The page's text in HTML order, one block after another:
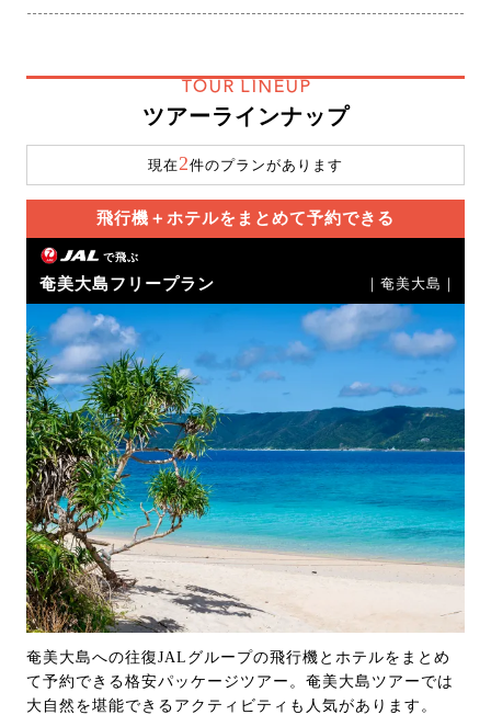
TOUR LINEUP
ツアーラインナップ
現在2件のプランがあります
飛行機＋ホテルをまとめて予約できる
で飛ぶ
奄美大島フリープラン ｜奄美大島｜
奄美大島への往復JALグループの飛行機とホテルをまとめ
て予約できる格安パッケージツアー。奄美大島ツアーでは
大自然を堪能できるアクティビティも人気があります。